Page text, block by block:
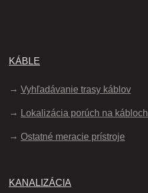
KÁBLE
Vyhľadávanie trasy káblov
Lokalizácia porúch na kábloch
Ostatné meracie prístroje
KANALIZÁCIA